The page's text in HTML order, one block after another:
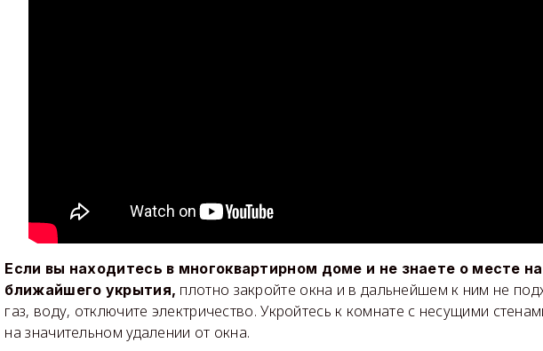
Если вы находитесь в многоквартирном доме и не знаете о месте
ближайшего укрытия, плотно закройте окна и в дальнейшем к ним не
газ, воду, отключите электричество. Укройтесь к комнате с несущими
на значительном удалении от окна.